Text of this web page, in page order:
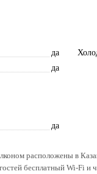
да
да
да
расположены в
бесплатный Wi-Fi